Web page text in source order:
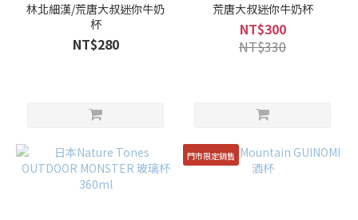
林北細漢/荒唐大叔迷你牛奶
杯
NT$280
荒唐大叔迷你牛奶杯
NT$300
NT$330
門市限定銷售